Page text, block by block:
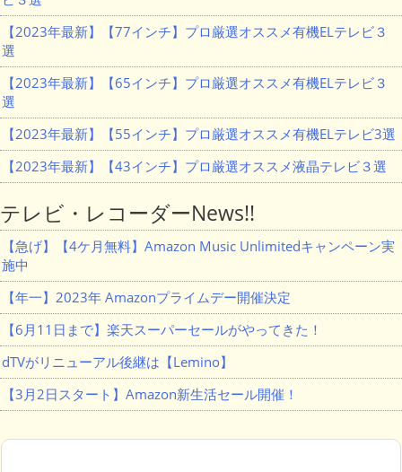
【2023年最新】【77インチ】プロ厳選オススメ有機ELテレビ３
選
【2023年最新】【65インチ】プロ厳選オススメ有機ELテレビ３
選
【2023年最新】【55インチ】プロ厳選オススメ有機ELテレビ3選
【2023年最新】【43インチ】プロ厳選オススメ液晶テレビ３選
テレビ・レコーダーNews!!
【急げ】【4ケ月無料】Amazon Music Unlimitedキャンペーン実
施中
【年一】2023年 Amazonプライムデー開催決定
【6月11日まで】楽天スーパーセールがやってきた！
dTVがリニューアル後継は【Lemino】
【3月2日スタート】Amazon新生活セール開催！